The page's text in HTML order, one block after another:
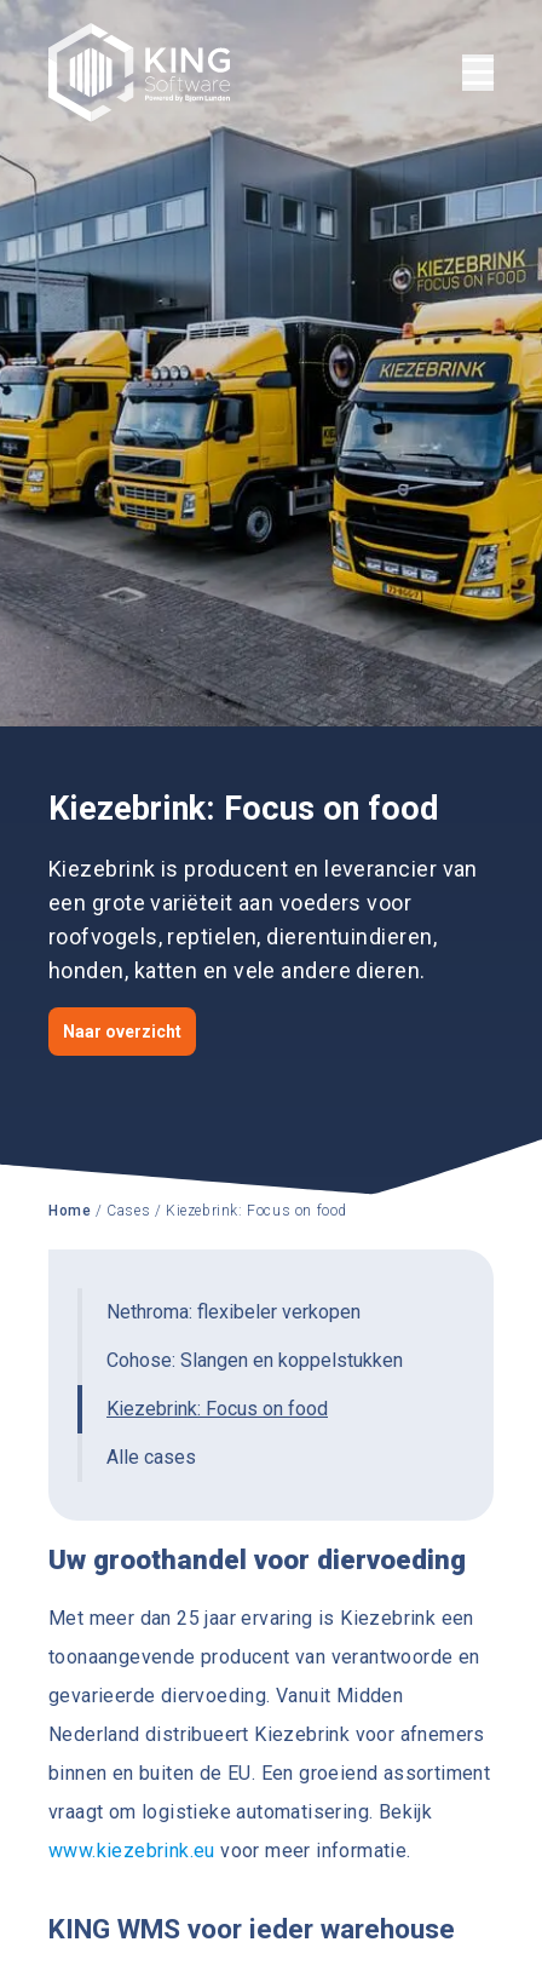
Kiezebrink: Focus on food
Kiezebrink is producent en leverancier van
een grote variëteit aan voeders voor
roofvogels, reptielen, dierentuindieren,
honden, katten en vele andere dieren.
Naar overzicht
Home / Cases / Kiezebrink: Focus on food
Nethroma: flexibeler verkopen
Cohose: Slangen en koppelstukken
Kiezebrink: Focus on food
Alle cases
Uw groothandel voor diervoeding
Met meer dan 25 jaar ervaring is Kiezebrink een
toonaangevende producent van verantwoorde en
gevarieerde diervoeding. Vanuit Midden
Nederland distribueert Kiezebrink voor afnemers
binnen en buiten de EU. Een groeiend assortiment
vraagt om logistieke automatisering. Bekijk
www.kiezebrink.eu voor meer informatie.
KING WMS voor ieder warehouse